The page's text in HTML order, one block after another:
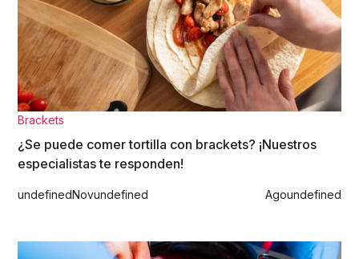
Brackets
¿Se puede comer tortilla con brackets? ¡Nuestros
especialistas te responden!
undefinedNovundefined Agoundefined